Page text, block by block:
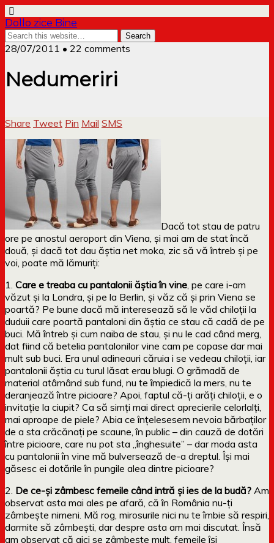
Dollo zice Bine
28/07/2011 • 22 comments
Nedumeriri
Share Tweet Pin Mail SMS
Dacă tot stau de patru
ore pe anostul aeroport din Viena, și mai am de stat încă
două, și dacă tot dau ăștia net moka, zic să vă întreb și pe
voi, poate mă lămuriți:
1. Care e treaba cu pantalonii ăștia în vine , pe care i-am
văzut și la Londra, și pe la Berlin, și văz că și prin Viena se
poartă? Pe bune dacă mă interesează să le văd chiloții la
duduii care poartă pantaloni din ăștia ce stau că cadă de pe
buci. Mă întreb și cum naiba de stau, și nu le cad când merg,
dat fiind că betelia pantalonilor vine cam pe copase dar mai
mult sub buci. Era unul adineauri căruia i se vedeau chiloții, iar
pantalonii ăștia cu turul lăsat erau blugi. O grămadă de
material atârnând sub fund, nu te împiedică la mers, nu te
deranjează între picioare? Apoi, faptul că-ți arăți chiloții, e o
invitație la ciupit? Ca să simți mai direct aprecierile celorlalți,
mai aproape de piele? Abia ce înțelesesem nevoia bărbaților
de a sta crăcănați pe scaune, în public – din cauză de dotări
între picioare, care nu pot sta „înghesuite” – dar moda asta
cu pantalonii în vine mă bulversează de-a dreptul. Își mai
găsesc ei dotările în pungile alea dintre picioare?
2. De ce-și zâmbesc femeile când intră și ies de la budă? Am
observat asta mai ales pe afară, că în România nu-ți
zâmbește nimeni. Mă rog, mirosurile nici nu te îmbie să respiri,
darmite să zâmbești, dar despre asta am mai discutat. Însă
am observat că aici se zâmbește mult, femeile își